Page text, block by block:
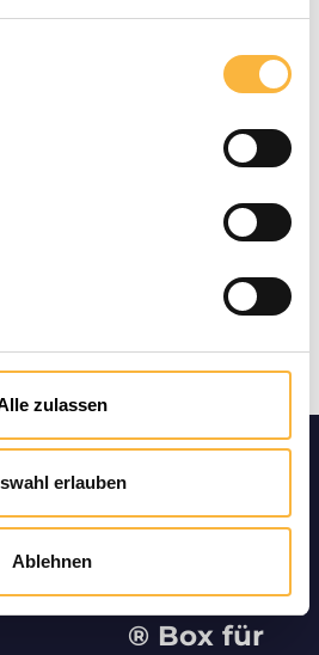
zulassen
erlauben
Ablehnen
formation
"BienoPro
® Box für